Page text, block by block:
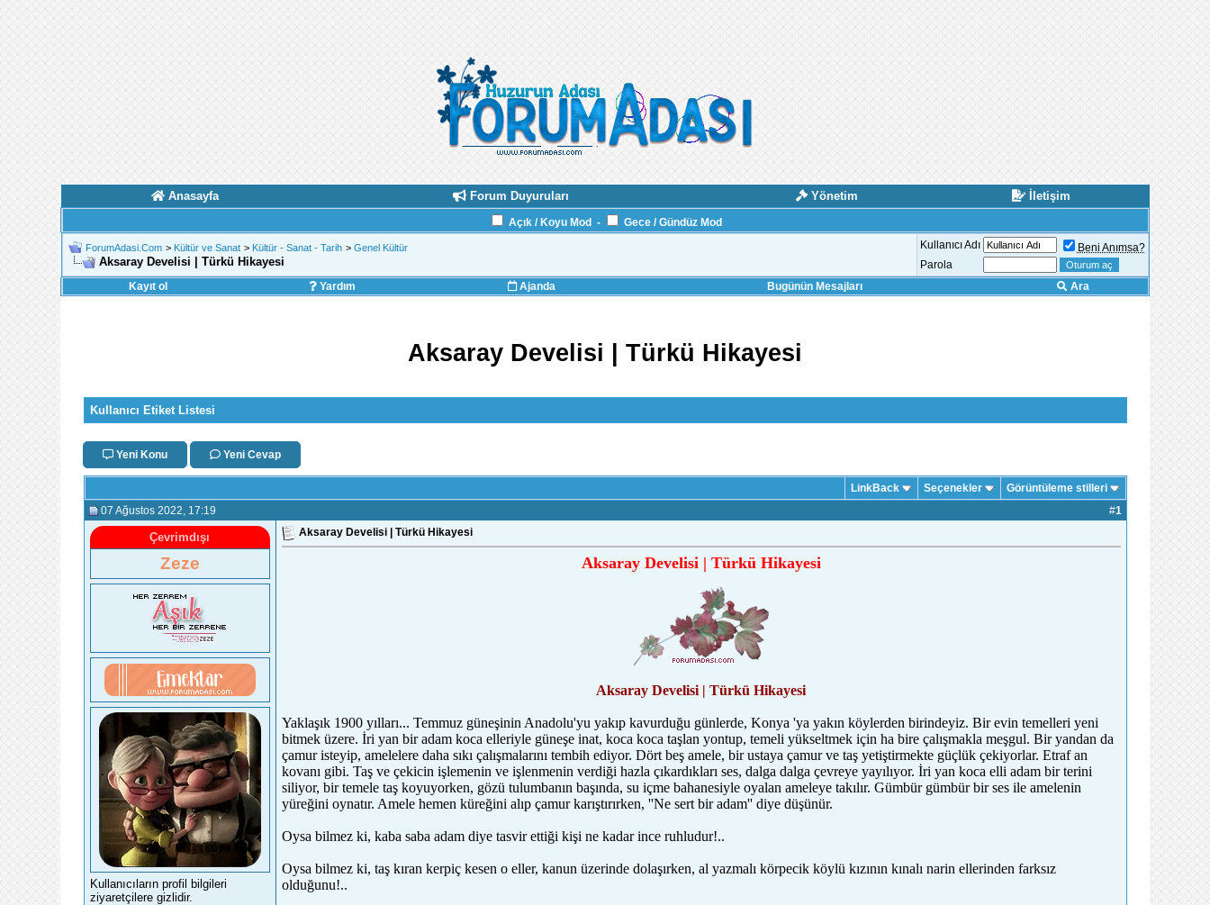
Anasayfa Forum Duyuruları Yönetim İletişim
Açık / Koyu Mod - Gece / Gündüz Mod
ForumAdasi.Com > Kültür ve Sanat > Kültür - Sanat - Tarih > Genel Kültür
Aksaray Develisi | Türkü Hikayesi
Kullanıcı Adı
Beni Anımsa?
Parola
Kayıt ol
Yardım Ajanda Bugünün Mesajları Ara
Aksaray Develisi | Türkü Hikayesi
Kullanıcı Etiket Listesi
Yeni Konu Yeni Cevap
LinkBack Seçenekler Görüntüleme stilleri
07 Ağustos 2022 , 17:19 #1
Çevrimdışı
Zeze
Kullanıcıların profil bilgileri
ziyaretçilere gizlidir.
Aksaray Develisi | Türkü Hikayesi
Aksaray Develisi | Türkü Hikayesi
Aksaray Develisi | Türkü Hikayesi
Yaklaşık 1900 yılları... Temmuz güneşinin Anadolu'yu yakıp kavurduğu günlerde, Konya 'ya yakın köylerden birindeyiz. Bir evin temelleri yeni
bitmek üzere. İri yan bir adam koca elleriyle güneşe inat, koca koca taşlan yontup, temeli yükseltmek için ha bire çalışmakla meşgul. Bir yandan da
çamur isteyip, amelelere daha sıkı çalışmalarını tembih ediyor. Dört beş amele, bir ustaya çamur ve taş yetiştirmekte güçlük çekiyorlar. Etraf an
kovanı gibi. Taş ve çekicin işlemenin ve işlenmenin verdiği hazla çıkardıkları ses, dalga dalga çevreye yayılıyor. İri yan koca elli adam bir terini
siliyor, bir temele taş koyuyorken, gözü tulumbanın başında, su içme bahanesiyle oyalan ameleye takılır. Gümbür gümbür bir ses ile amelenin
yüreğini oynatır. Amele hemen küreğini alıp çamur karıştırırken, ''Ne sert bir adam'' diye düşünür.
Oysa bilmez ki, kaba saba adam diye tasvir ettiği kişi ne kadar ince ruhludur!..
Oysa bilmez ki, taş kıran kerpiç kesen o eller, kanun üzerinde dolaşırken, al yazmalı körpecik köylü kızının kınalı narin ellerinden farksız
olduğunu!..